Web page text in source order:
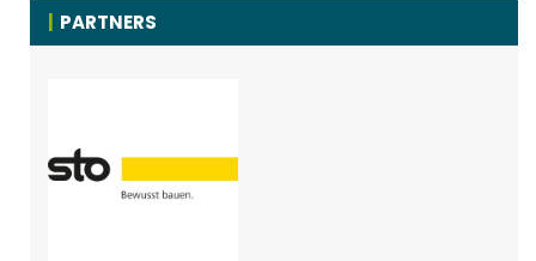
PARTNERS